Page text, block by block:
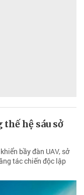
hệ sáu sở
bầy đàn UAV, sở
tác chiến độc lập